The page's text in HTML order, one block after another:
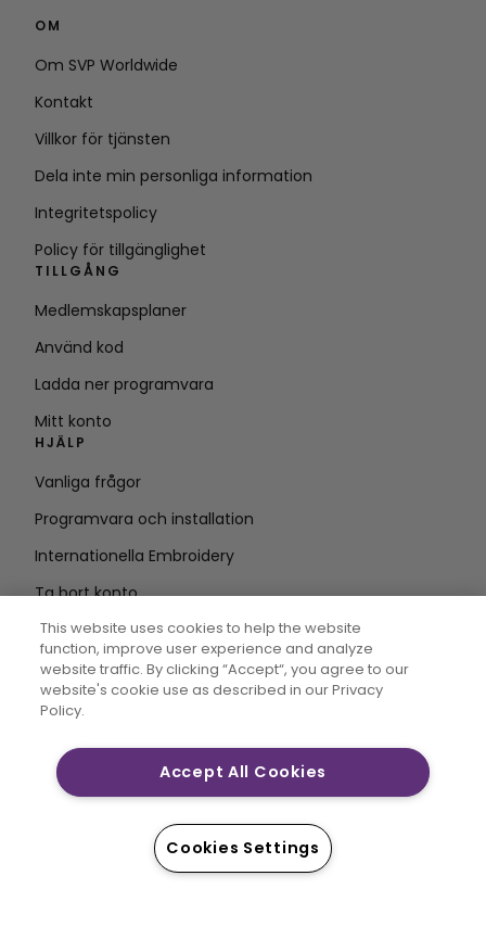
OM
Om SVP Worldwide
Kontakt
Villkor för tjänsten
Dela inte min personliga information
Integritetspolicy
Policy för tillgänglighet
TILLGÅNG
Medlemskapsplaner
Använd kod
Ladda ner programvara
Mitt konto
HJÄLP
Vanliga frågor
Programvara och installation
Internationella Embroidery
Ta bort konto
Ange e-
postadress
CREATIVATE MYSEWNET är varumärken som tillhör
Limited LLC eller dess dotterbolag. Alla rättigheter
This website uses cookies to help the website
function, improve user experience and analyze
website traffic. By clicking “Accept“, you agree to our
website's cookie use as described in our Privacy
Policy.
Accept All Cookies
Cookies Settings